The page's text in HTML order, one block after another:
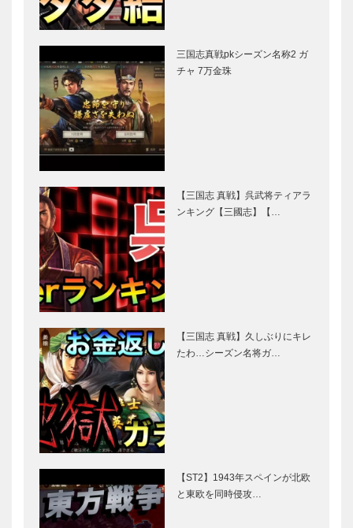
三国志真戦pkシーズン名称2 ガ
チャ 7万金珠
【三国志 真戦】呉武将ティアラ
ンキング【三國志】【…
【三国志 真戦】久しぶりにキレ
たわ…シーズン名将ガ…
【ST2】1943年スペインが北欧
と東欧を同時侵攻…